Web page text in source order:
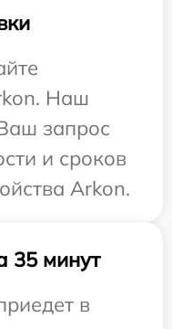
Наш
запрос
и сроков
Arkon.
35 минут
в